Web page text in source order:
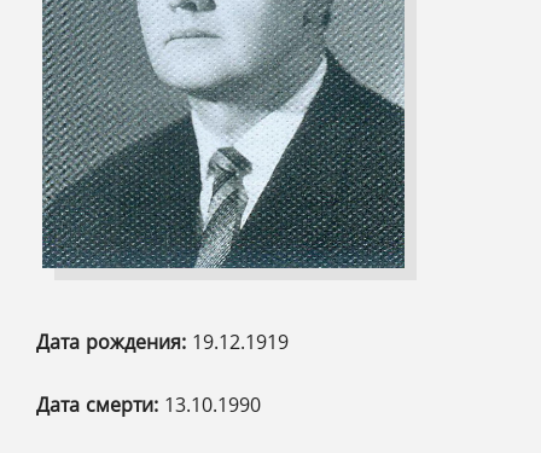
Дата рождения: 19.12.1919
Дата смерти: 13.10.1990